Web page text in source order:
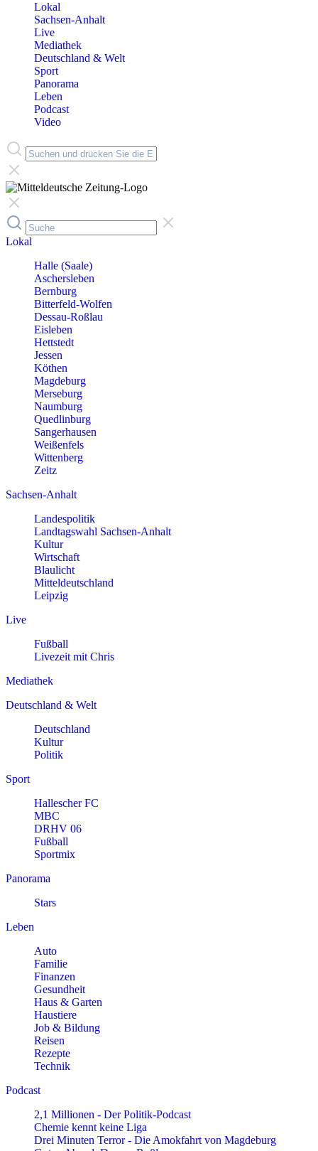
Lokal
Sachsen-Anhalt
Live
Mediathek
Deutschland & Welt
Sport
Panorama
Leben
Podcast
Video
Lokal
Halle (Saale)
Aschersleben
Bernburg
Bitterfeld-Wolfen
Dessau-Roßlau
Eisleben
Hettstedt
Jessen
Köthen
Magdeburg
Merseburg
Naumburg
Quedlinburg
Sangerhausen
Weißenfels
Wittenberg
Zeitz
Sachsen-Anhalt
Landespolitik
Landtagswahl Sachsen-Anhalt
Kultur
Wirtschaft
Blaulicht
Mitteldeutschland
Leipzig
Live
Fußball
Livezeit mit Chris
Mediathek
Deutschland & Welt
Deutschland
Kultur
Politik
Sport
Hallescher FC
MBC
DRHV 06
Fußball
Sportmix
Panorama
Stars
Leben
Auto
Familie
Finanzen
Gesundheit
Haus & Garten
Haustiere
Job & Bildung
Reisen
Rezepte
Technik
Podcast
2,1 Millionen - Der Politik-Podcast
Chemie kennt keine Liga
Drei Minuten Terror - Die Amokfahrt von Magdeburg